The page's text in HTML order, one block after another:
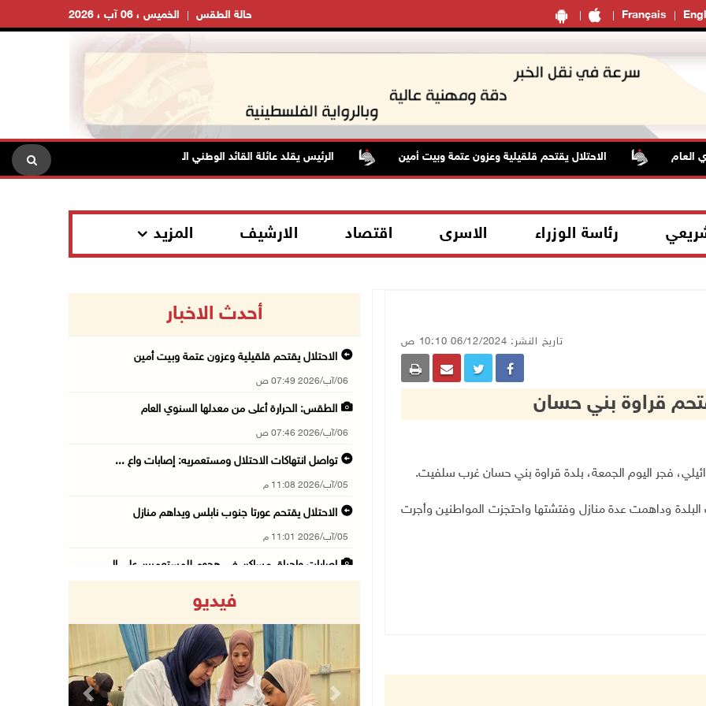
Français الخميس ، 06 آب ، 2026 حالة الطقس
الاحتلال يقتحم قلقيلية وعزون عتمة وبيت أمين الرئيس يقلد عائلة القائد الوطني الراحل أحمد عبد الرحمن "نجمة يبوس" من
رئاسة الوزراء الاسرى اقتصاد الارشيف المزيد
تاريخ النشر: 06/12/2024 10:10 ص
قراوة بني حسان
.
وداهمت عدة منازل وفتشتها واحتجزت المواطنين وأجرت
أحدث الاخبار
الاحتلال يقتحم قلقيلية وعزون عتمة وبيت أمين
06/آب/2026 07:49 ص
الطقس: الحرارة أعلى من معدلها السنوي العام
06/آب/2026 07:46 ص
تواصل انتهاكات الاحتلال ومستعمريه: إصابات واع ...
05/آب/2026 11:08 م
الاحتلال يقتحم عورتا جنوب نابلس ويداهم منازل
05/آب/2026 11:01 م
إصابات وإحراق مساكن في هجوم للمستعمرين على ال ...
الاحتلال يقتحم قريتي اللبن الشرقية وعمورية جن ...
05/آب/2026 10:47 م
فيديو
Previous Next